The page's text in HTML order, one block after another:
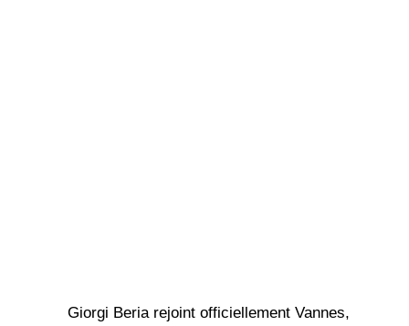
Giorgi Beria rejoint officiellement Vannes,